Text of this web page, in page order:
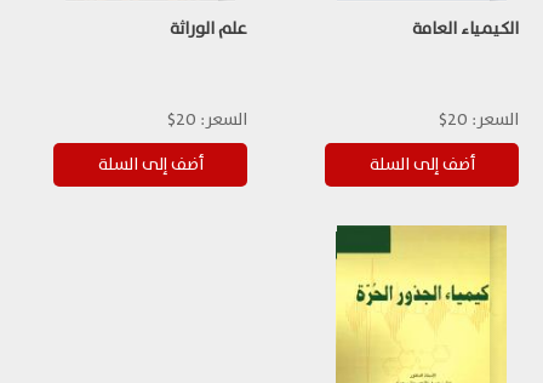
الكيمياء العامة
السعر: 20$
علم الوراثة
السعر: 20$